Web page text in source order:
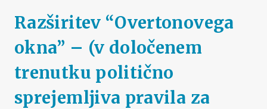
Razširitev “Overtonovega
okna” – (v določenem
trenutku politično
sprejemljiva pravila za